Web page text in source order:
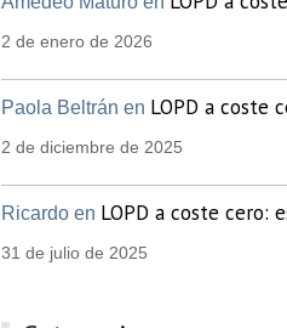
2 de enero de 2026
Paola Beltrán en LOPD a coste
2 de diciembre de 2025
Ricardo en LOPD a coste cero:
31 de julio de 2025